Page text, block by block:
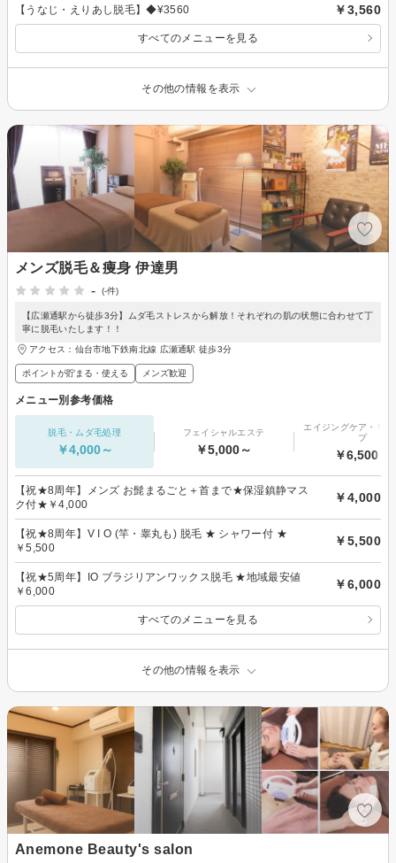
【うなじ・えりあし脱毛】◆¥3560 ￥3,560
すべてのメニューを見る
その他の情報を表示
メンズ脱毛＆痩身 伊達男
-
(-件)
【広瀬通駅から徒歩3分】ムダ毛ストレスから解放！それぞれの肌の状態に合わせて丁
寧に脱毛いたします！！
アクセス：仙台市地下鉄南北線 広瀬通駅 徒歩3分
ポイントが貯まる・使える メンズ歓迎
メニュー別参考価格
脱毛・ムダ毛処理
￥4,000～
フェイシャルエステ
￥5,000～
エイジングケア・リ
プ
￥6,500～
【祝★8周年】メンズ お髭まるごと＋首まで★保湿鎮静マス
ク付★￥4,000
￥4,000
【祝★8周年】V I O (竿・睾丸も) 脱毛 ★ シャワー付 ★
￥5,500
￥5,500
【祝★5周年】IO ブラジリアンワックス脱毛 ★地域最安値
￥6,000
￥6,000
すべてのメニューを見る
その他の情報を表示
Anemone Beauty's salon